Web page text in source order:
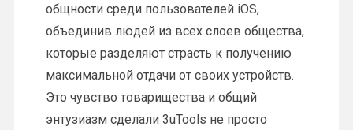
общности среди пользователей iOS,
объединив людей из всех слоев общества,
которые разделяют страсть к получению
максимальной отдачи от своих устройств.
Это чувство товарищества и общий
энтузиазм сделали 3uTools не просто